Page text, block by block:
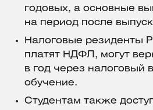
годовых, а основные
на период после
Налоговые резиденты
платят НДФЛ, могут
в год через налоговый
обучение.
Студентам также